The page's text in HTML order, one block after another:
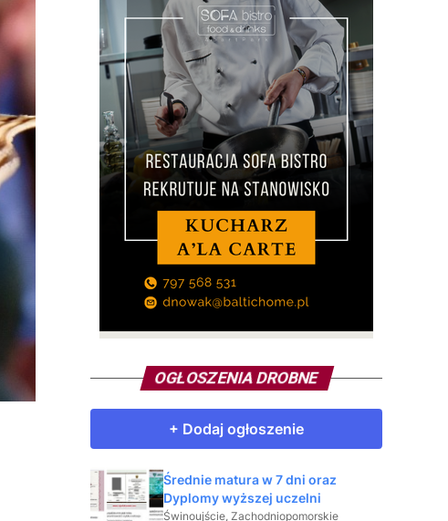
OGŁOSZENIA DROBNE